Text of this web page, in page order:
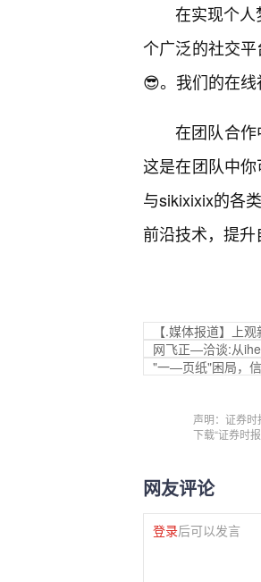
在实现个
个广泛的社交
😎。我们的在
在团队合作
这是在团队中
与sikixixix的各
前沿技术，提升
【.媒体报道】上
网飞正—洽谈:从
"一—页纸"困局，
声明：证券
下载“证券时
网友评论
登录后可以发言